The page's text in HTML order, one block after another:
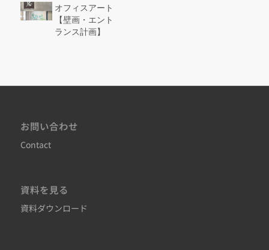
オフィスアート
【壁画・エント
ランス計画】
お問い合わせ
Contact
資料を見る
資料ダウンロード